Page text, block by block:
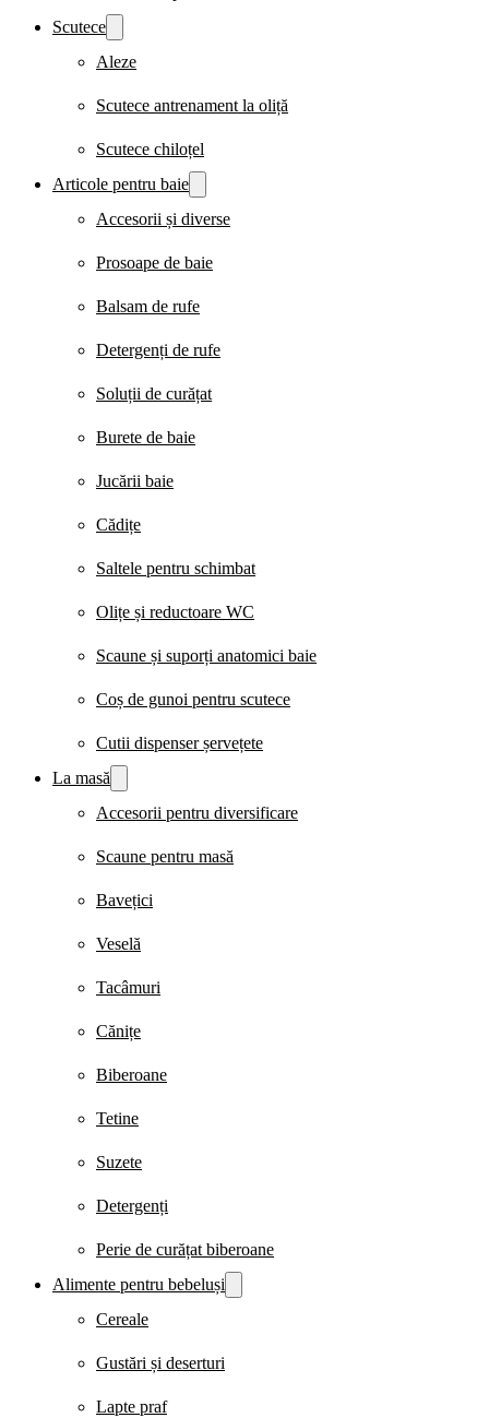
Scutece
Aleze
Scutece antrenament la oliță
Scutece chiloțel
Articole pentru baie
Accesorii și diverse
Prosoape de baie
Balsam de rufe
Detergenți de rufe
Soluții de curățat
Burete de baie
Jucării baie
Cădițe
Saltele pentru schimbat
Olițe și reductoare WC
Scaune și suporți anatomici baie
Coș de gunoi pentru scutece
Cutii dispenser șervețete
La masă
Accesorii pentru diversificare
Scaune pentru masă
Bavețici
Veselă
Tacâmuri
Cănițe
Biberoane
Tetine
Suzete
Detergenți
Perie de curățat biberoane
Alimente pentru bebeluși
Cereale
Gustări și deserturi
Lapte praf